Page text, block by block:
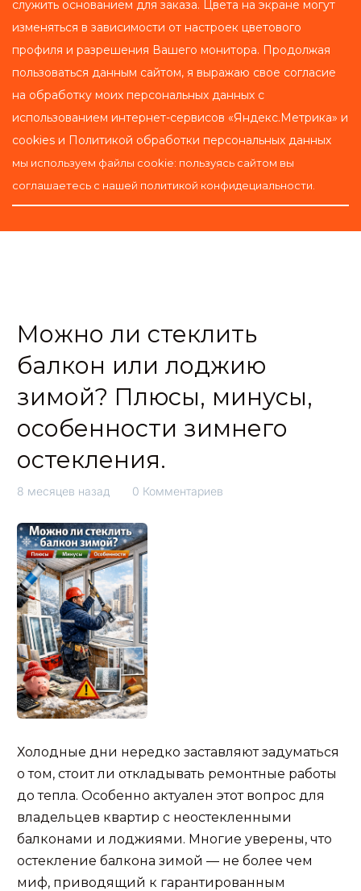
служить основанием для заказа. Цвета на экране могут
изменяться в зависимости от настроек цветового
профиля и разрешения Вашего монитора. Продолжая
пользоваться данным сайтом, я выражаю свое согласие
на обработку моих персональных данных с
использованием интернет-сервисов «Яндекс.Метрика» и
мы используем файлы cookie: пользуясь сайтом вы
соглашаетесь с нашей политикой конфидециальности.
Можно ли стеклить
балкон или лоджию
зимой? Плюсы, минусы,
особенности зимнего
остекления.
8 месяцев назад 0 Комментариев
Холодные дни нередко заставляют задуматься
о том, стоит ли откладывать ремонтные работы
до тепла. Особенно актуален этот вопрос для
владельцев квартир с неостекленными
балконами и лоджиями. Многие уверены, что
остекление балкона зимой — не более чем
миф, приводящий к гарантированным